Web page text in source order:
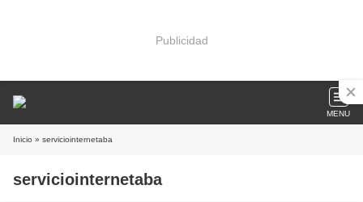
Publicidad
MENU
Inicio » serviciointernetaba
serviciointernetaba